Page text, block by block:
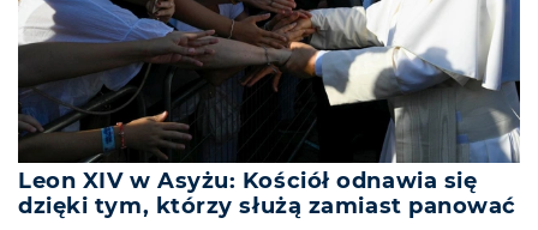
Leon XIV w Asyżu: Kościół odnawia się
dzięki tym, którzy służą zamiast panować